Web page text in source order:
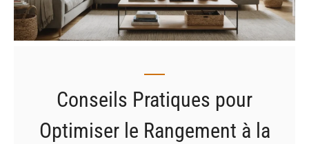
Conseils Pratiques pour
Optimiser le Rangement à la